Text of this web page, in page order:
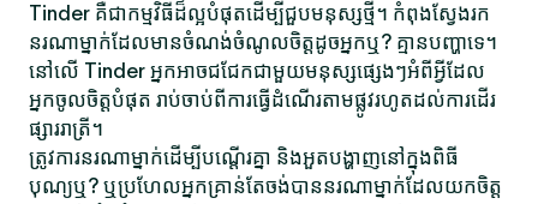
Tinder គឺជាកម្មវិធីដ៏ល្អបំផុតដើម្បីជួបមនុស្សថ្មី។ កំពុងស្វែងរក
នរណាម្នាក់ដែលមានចំណង់ចំណូលចិត្តដូចអ្នកឬ? គ្មានបញ្ហាទេ។
នៅលើ Tinder អ្នកអាចជជែកជាមួយមនុស្សផ្សេងៗអំពីអ្វីដែល
អ្នកចូលចិត្តបំផុត រាប់ចាប់ពីការធ្វើដំណើរតាមផ្លូវរហូតដល់ការដើរ
ផ្សាររាត្រី។
ត្រូវការនរណាម្នាក់ដើម្បីបណ្តើរគ្នា និងអួតបង្ហាញនៅក្នុងពិធី
បុណ្យឬ? ឬប្រហែលអ្នកគ្រាន់តែចង់បាននរណាម្នាក់ដែលយកចិត្ត